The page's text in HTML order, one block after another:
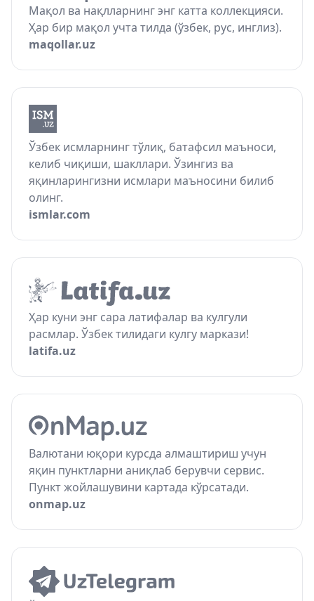
Мақол ва нақлларнинг энг катта коллекцияси.
Ҳар бир мақол учта тилда (ўзбек, рус, инглиз).
maqollar.uz
Ўзбек исмларнинг тўлиқ, батафсил маъноси,
келиб чиқиши, шакллари. Ўзингиз ва
яқинларингизни исмлари маъносини билиб
олинг.
ismlar.com
Ҳар куни энг сара латифалар ва кулгули
расмлар. Ўзбек тилидаги кулгу маркази!
latifa.uz
Валютани юқори курсда алмаштириш учун
яқин пунктларни аниқлаб берувчи сервис.
Пункт жойлашувини картада кўрсатади.
onmap.uz